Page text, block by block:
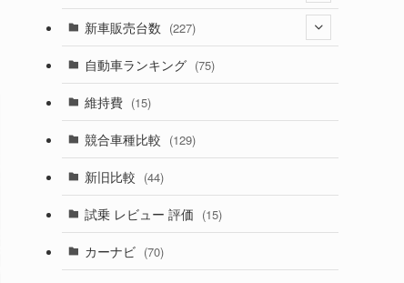
(525)
(357)
(328)
(194)
(230)
(253)
(188)
(242)
(85)
(84)
(14)
(222)
(50)
(58)
(28)
(8)
(3)
(3)
(5)
(1)
新車販売台数 (227)
(21)
(5)
(7)
(5)
自動車ランキング (75)
維持費 (15)
競合車種比較 (129)
新旧比較 (44)
試乗 レビュー 評価 (15)
カーナビ (70)